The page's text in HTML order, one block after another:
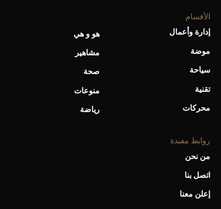
أفضل تدريج للشعر الطويل لإطلالة جريئة وعصرية
أحذية Mary Jane: ترف وأناقة للرجال
الأقسام
إدارة وأعمال
موضة
سياحة
تقنية
محركات
هو و هي
مشاهير
صحة
منوعات
رياضة
روابط مفيدة
من نحن
اتصل بنا
إعلن معنا